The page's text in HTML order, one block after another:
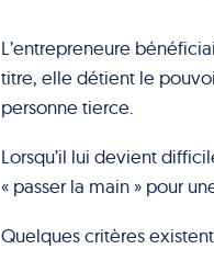
L’entrepreneure
titre, elle détient le
personne tierce.
Lorsqu’il lui devient
« passer la main » pour
Quelques critères